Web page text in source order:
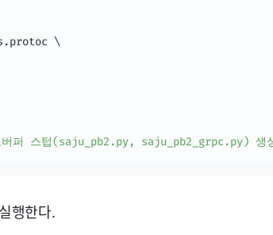
\
버퍼 스텁(saju_pb2.py, saju_pb2_grpc.py) 생
행한다.